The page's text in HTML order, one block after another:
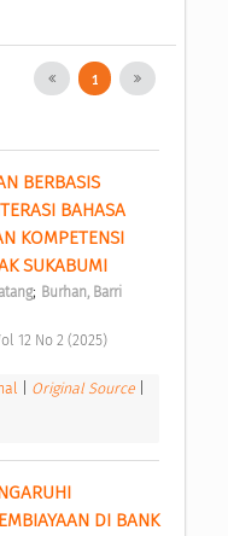
1
BERBASIS
BAHASA
KOMPETENSI
SUKABUMI
; Burhan, Barri
12 No 2 (2025)
Original Source
DI BANK